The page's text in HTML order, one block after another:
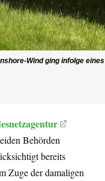
Wind ging infolge eines
Behörden
bereits
Zuge der damaligen